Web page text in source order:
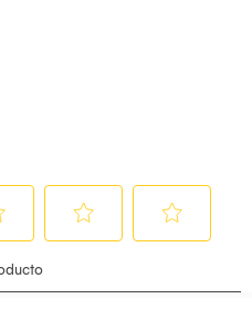
Su robusta